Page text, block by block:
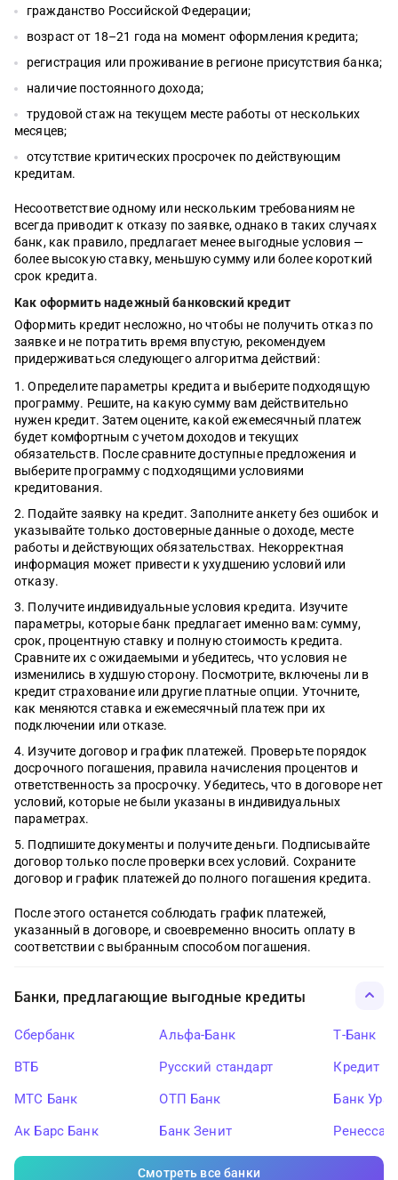
гражданство Российской Федерации;
возраст от 18–21 года на момент оформления кредита;
регистрация или проживание в регионе присутствия банка;
наличие постоянного дохода;
трудовой стаж на текущем месте работы от нескольких
месяцев;
отсутствие критических просрочек по действующим
кредитам.
Несоответствие одному или нескольким требованиям не
всегда приводит к отказу по заявке, однако в таких случаях
банк, как правило, предлагает менее выгодные условия —
более высокую ставку, меньшую сумму или более короткий
срок кредита.
Как оформить надежный банковский кредит
Оформить кредит несложно, но чтобы не получить отказ по
заявке и не потратить время впустую, рекомендуем
придерживаться следующего алгоритма действий:
Определите параметры кредита и выберите подходящую
программу. Решите, на какую сумму вам действительно
нужен кредит. Затем оцените, какой ежемесячный платеж
будет комфортным с учетом доходов и текущих
обязательств. После сравните доступные предложения и
выберите программу с подходящими условиями
кредитования.
Подайте заявку на кредит. Заполните анкету без ошибок и
указывайте только достоверные данные о доходе, месте
работы и действующих обязательствах. Некорректная
информация может привести к ухудшению условий или
отказу.
Получите индивидуальные условия кредита. Изучите
параметры, которые банк предлагает именно вам: сумму,
срок, процентную ставку и полную стоимость кредита.
Сравните их с ожидаемыми и убедитесь, что условия не
изменились в худшую сторону. Посмотрите, включены ли в
кредит страхование или другие платные опции. Уточните,
как меняются ставка и ежемесячный платеж при их
подключении или отказе.
Изучите договор и график платежей. Проверьте порядок
досрочного погашения, правила начисления процентов и
ответственность за просрочку. Убедитесь, что в договоре нет
условий, которые не были указаны в индивидуальных
параметрах.
Подпишите документы и получите деньги. Подписывайте
договор только после проверки всех условий. Сохраните
договор и график платежей до полного погашения кредита.
После этого останется соблюдать график платежей,
указанный в договоре, и своевременно вносить оплату в
соответствии с выбранным способом погашения.
Банки, предлагающие выгодные кредиты
Сбербанк
ВТБ
МТС Банк
Ак Барс Банк
Альфа-Банк
Русский стандарт
ОТП Банк
Банк Зенит
Т-Банк
Кредит
Банк
Смотреть все банки